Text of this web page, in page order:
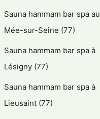
Sauna hammam bar spa au
Mée-sur-Seine (77)
Sauna hammam bar spa à
Lésigny (77)
Sauna hammam bar spa à
Lieusaint (77)